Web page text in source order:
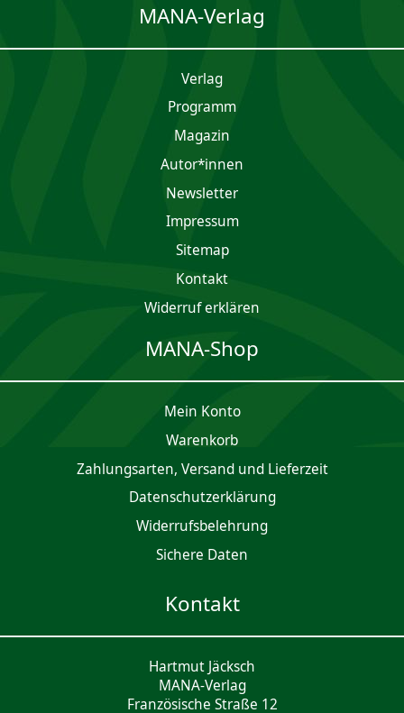
MANA-Verlag
Verlag
Programm
Magazin
Autor*innen
Newsletter
Impres­sum
Sitemap
Kontakt
Widerruf erklären
MANA-Shop
Mein Konto
Waren­korb
Zahlungsarten, Versand und Lieferzeit
Daten­schutz­er­klärung
Widerrufsbelehrung
Sichere Daten
Kontakt
Hartmut Jäcksch
MANA-Verlag
Französische Straße 12